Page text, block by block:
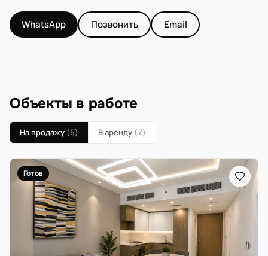
WhatsApp Позвонить Email
Объекты в работе
На продажу (5) В аренду (7)
Готов